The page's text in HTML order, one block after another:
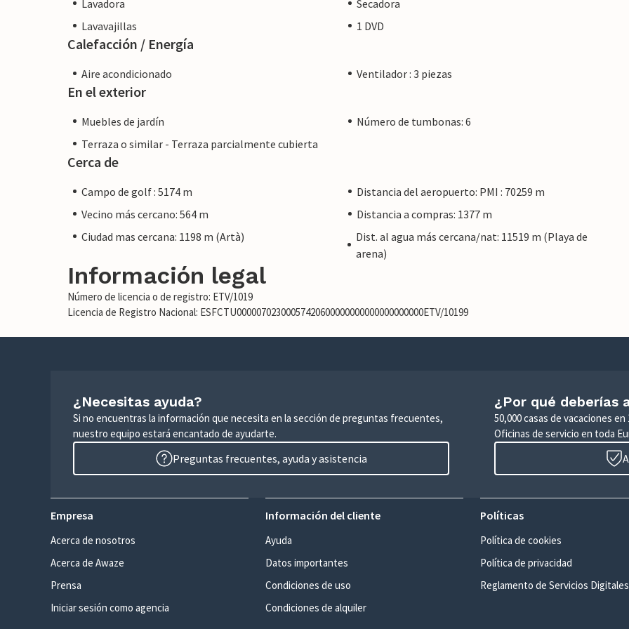
con un propietario profesional.
Lavadora
Secadora
Lavavajillas
1 DVD
Calefacción / Energía
Aire acondicionado Ventilador : 3 piezas
En el exterior
Muebles de jardín
Número de tumbonas: 6
Terraza o similar - Terraza parcialmente cubierta
Cerca de
Campo de golf : 5174 m
Distancia del aeropuerto: PMI : 70259 m
Vecino más cercano: 564 m
Distancia a compras: 1377 m
Ciudad mas cercana: 1198 m (Artà)
Dist. al agua más cercana/nat: 11519 m (Playa de
arena)
Información legal
Número de licencia o de registro: ETV/1019
Licencia de Registro Nacional: ESFCTU00000702300057420600000000000000000000ETV/10199
¿Necesitas ayuda?
Si no encuentras la información que necesita en la sección de preguntas frecuentes,
nuestro equipo estará encantado de ayudarte.
Preguntas frecuentes, ayuda y asistencia
¿Por qué deberías
50,000 casas de vacaciones
Oficinas de servicio en toda
Empresa
Acerca de nosotros
Acerca de Awaze
Prensa
Iniciar sesión como agencia
Información del cliente
Ayuda
Datos importantes
Condiciones de uso
Condiciones de alquiler
Políticas
Política de cookies
Política de privacidad
Reglamento de Servicios Digitales